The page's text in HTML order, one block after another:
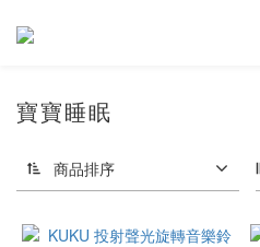
寶寶睡眠
商品排序